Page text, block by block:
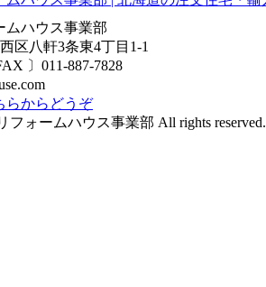
ハウス事業部
区八軒3条東4丁目1-1
〕011-887-7828
フォームハウス事業部 All rights reserved.